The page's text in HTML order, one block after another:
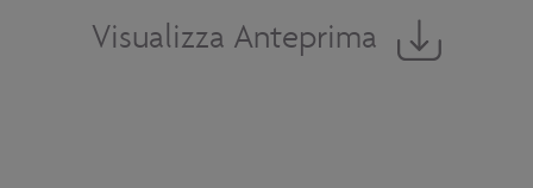
Visualizza Anteprima